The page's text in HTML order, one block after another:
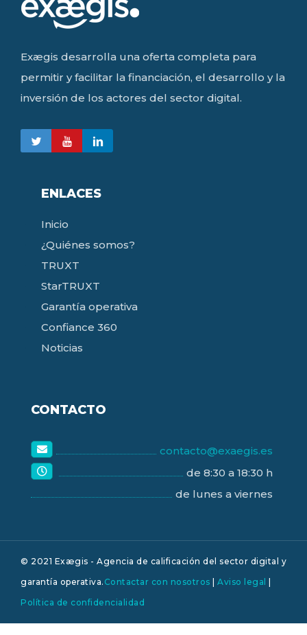
Exægis desarrolla una oferta completa para
permitir y facilitar la financiación, el desarrollo y la
inversión de los actores del sector digital.
ENLACES
Inicio
¿Quiénes somos?
TRUXT
StarTRUXT
Garantía operativa
Confiance 360
Noticias
CONTACTO
contacto@exaegis.es
de 8:30 a 18:30 h
de lunes a viernes
© 2021 Exægis - Agencia de calificación del sector digital y
garantía operativa. Contactar con nosotros | Aviso legal |
Política de confidencialidad